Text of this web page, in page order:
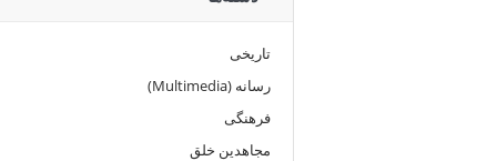
تاریخی
رسانه (Multimedia)
فرهنگی
مجاهدین خلق